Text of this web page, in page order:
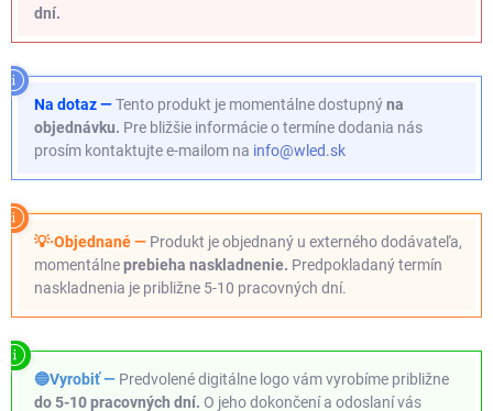
dní.
Na dotaz —Tento produkt je momentálne dostupnýna
objednávku. Pre bližšie informácie o termíne dodania nás
prosím kontaktujte e-mailom na info@wled.sk
💡·Objednané — Produkt je objednaný u externého dodávateľa,
momentálneprebieha naskladnenie. Predpokladaný termín
naskladnenia je približne 5-10 pracovných dní.
🔵Vyrobiť — Predvolené digitálne logo vám vyrobíme približne
do 5-10 pracovných dní. O jeho dokončení a odoslaní vás